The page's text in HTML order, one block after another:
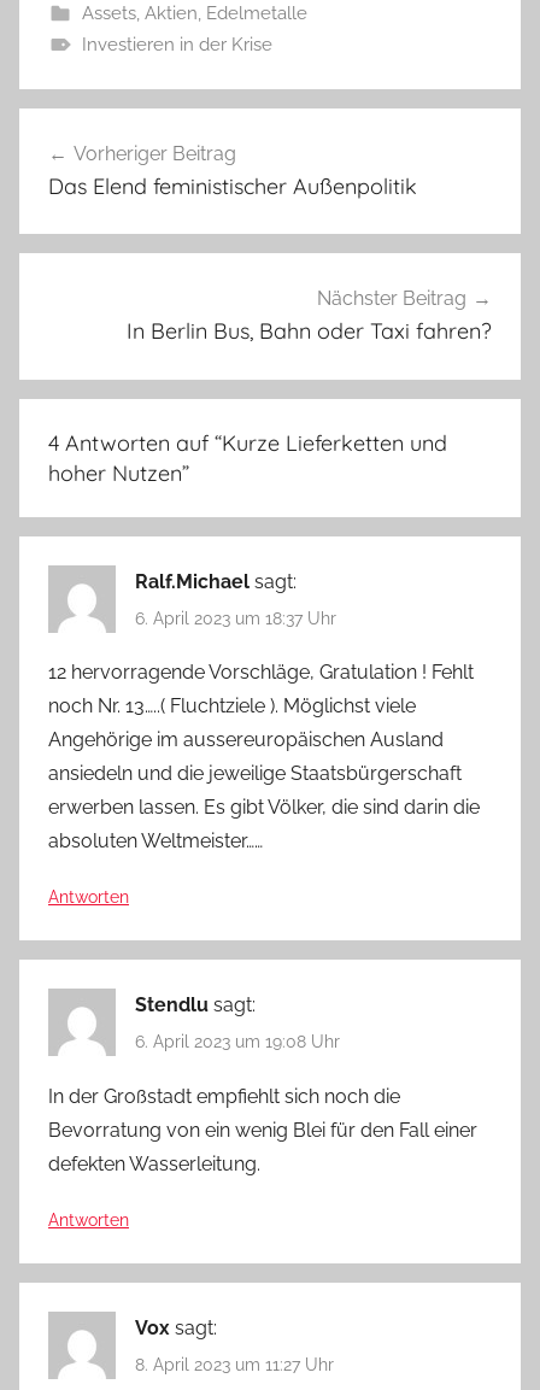
Assets, Aktien, Edelmetalle
Investieren in der Krise
Vorheriger Beitrag
Das Elend feministischer Außenpolitik
Nächster Beitrag
In Berlin Bus, Bahn oder Taxi fahren?
4 Antworten auf “Kurze Lieferketten und
hoher Nutzen”
Ralf.Michael sagt:
6. April 2023 um 18:37 Uhr
12 hervorragende Vorschläge, Gratulation ! Fehlt
noch Nr. 13…..( Fluchtziele ). Möglichst viele
Angehörige im aussereuropäischen Ausland
ansiedeln und die jeweilige Staatsbürgerschaft
erwerben lassen. Es gibt Völker, die sind darin die
absoluten Weltmeister……
Antworten
Stendlu sagt:
6. April 2023 um 19:08 Uhr
In der Großstadt empfiehlt sich noch die
Bevorratung von ein wenig Blei für den Fall einer
defekten Wasserleitung.
Antworten
Vox sagt:
8. April 2023 um 11:27 Uhr